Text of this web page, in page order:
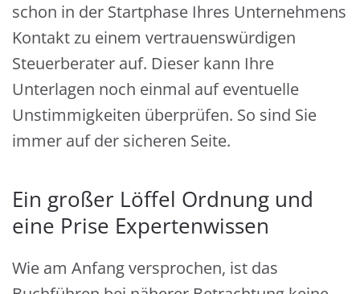
schon in der Startphase Ihres Unternehmens
Kontakt zu einem vertrauenswürdigen
Steuerberater auf. Dieser kann Ihre
Unterlagen noch einmal auf eventuelle
Unstimmigkeiten überprüfen. So sind Sie
immer auf der sicheren Seite.
Ein großer Löffel Ordnung und
eine Prise Expertenwissen
Wie am Anfang versprochen, ist das